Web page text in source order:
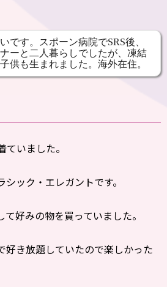
です。スポーン病院でSRS後、
ーと二人暮らしでしたが、凍結
供も生まれました。海外在住。
いました。
ック・エレガントです。
好みの物を買っていました。
好き放題していたので楽しかった